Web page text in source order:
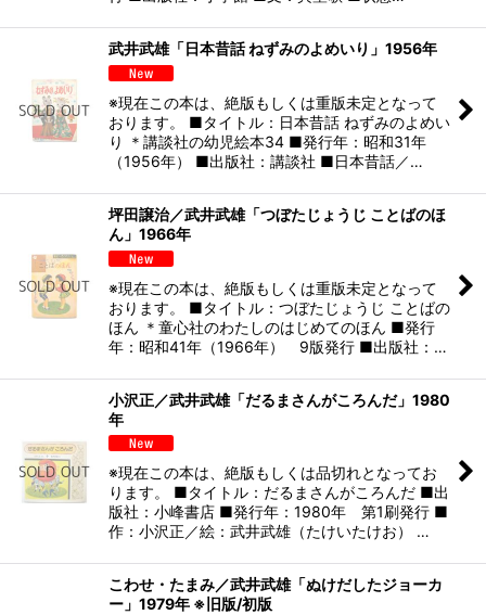
武井武雄「日本昔話 ねずみのよめいり」1956年
※現在この本は、絶版もしくは重版未定となって
おります。 ■タイトル：日本昔話 ねずみのよめい
り ＊講談社の幼児絵本34 ■発行年：昭和31年
（1956年） ■出版社：講談社 ■日本昔話／…
坪田譲治／武井武雄「つぼたじょうじ ことばのほ
ん」1966年
※現在この本は、絶版もしくは重版未定となって
おります。 ■タイトル：つぼたじょうじ ことばの
ほん ＊童心社のわたしのはじめてのほん ■発行
年：昭和41年（1966年） 9版発行 ■出版社：…
小沢正／武井武雄「だるまさんがころんだ」1980
年
※現在この本は、絶版もしくは品切れとなってお
ります。 ■タイトル：だるまさんがころんだ ■出
版社：小峰書店 ■発行年：1980年 第1刷発行 ■
作：小沢正／絵：武井武雄（たけいたけお） …
こわせ・たまみ／武井武雄「ぬけだしたジョーカ
ー」1979年 ※旧版/初版